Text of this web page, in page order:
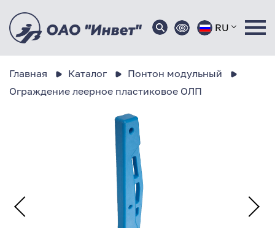
RU
Главная Каталог
Понтон модульный
Ограждение леерное пластиковое ОЛП